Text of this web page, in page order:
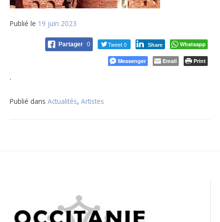
Publié le 19 juin 2023
Partager 0 Tweet 0 Share Whatsapp
Messenger Email Print
.
Publié dans Actualités, Artistes